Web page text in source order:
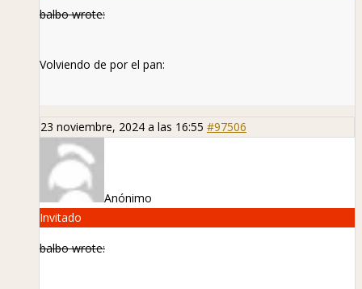
balbo wrote:
Volviendo de por el pan:
23 noviembre, 2024 a las 16:55 #97506
Anónimo
Invitado
balbo wrote: